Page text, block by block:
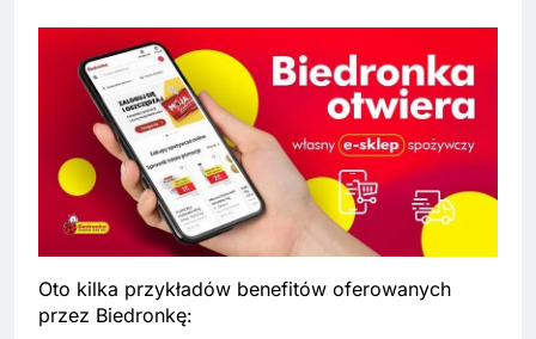
Oto kilka przykładów benefitów oferowanych
przez Biedronkę: